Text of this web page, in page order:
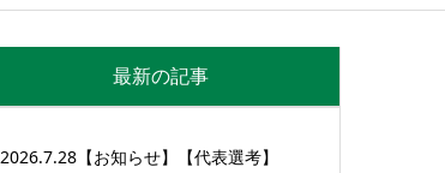
最新の記事
2026.7.28【お知らせ】【代表選考】